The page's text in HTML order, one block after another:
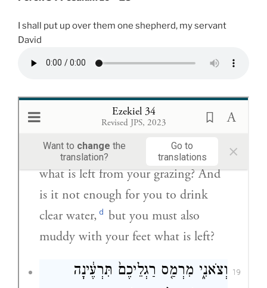
I shall put up over them one shepherd, my servant
David